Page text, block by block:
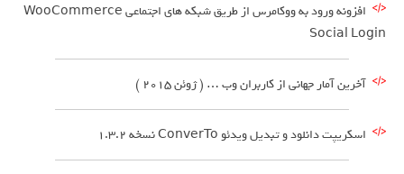
افزونه ورود به ووکامرس از طریق شبکه های اجتماعی WooCommerce
Social Login
آخرین آمار جهانی از کاربران وب … ( ژوئن 2015 )
اسکریپت دانلود و تبدیل ویدئو ConverTo نسخه 1.3.2